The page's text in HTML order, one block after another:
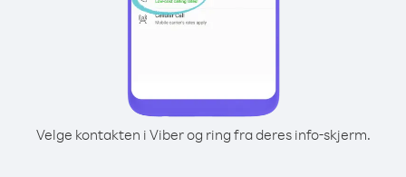
Velge kontakten i Viber og ring fra deres info-skjerm.